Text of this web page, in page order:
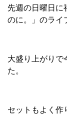
先週の日曜日に
のに。」のライ
大盛り上がりで
た。
セットもよく作